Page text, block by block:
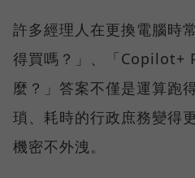
許多經理人在更換電腦時
得買嗎？」、「Copilot+
麼？」答案不僅是運算跑
瑣、耗時的行政庶務變得
機密不外洩。